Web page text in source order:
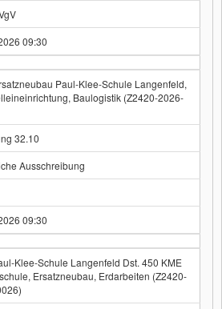
09:30
Paul-Klee-Schule Langenfeld,
Baulogistik (Z2420-2026-
32.10
Ausschreibung
09:30
Klee-Schule Langenfeld Dst. 450 KME
Ersatzneubau, Erdarbeiten (Z2420-